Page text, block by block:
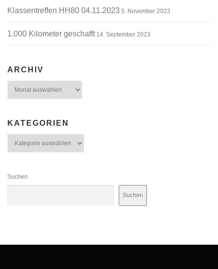
Klassentreffen HH80 04.11.2023 5. November 2023
1.000 Kilometer geschafft 14. September 2023
ARCHIV
KATEGORIEN
Suchen
Suchen